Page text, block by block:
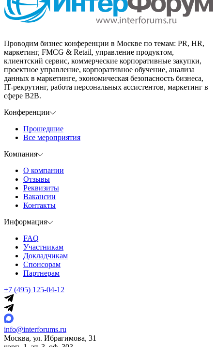
Проводим бизнес конференции в Москве по темам: PR, HR,
маркетинг, FMCG & Retail, управление продуктом,
клиентский сервис, коммерческие корпоративные закупки,
проектное управление, корпоративное обучение, анализа
данных в маркетинге, экономическая безопасность бизнеса,
IT-рекрутинг, работа персональных ассистентов, маркетинг в
сфере B2B.
Конференции
Прошедшие
Все мероприятия
Компания
О компании
Отзывы
Реквизиты
Вакансии
Контакты
Информация
FAQ
Участникам
Докладчикам
Спонсорам
Партнерам
+7 (495) 125-04-12
info@interforums.ru
Москва, ул. Ибрагимова, 31